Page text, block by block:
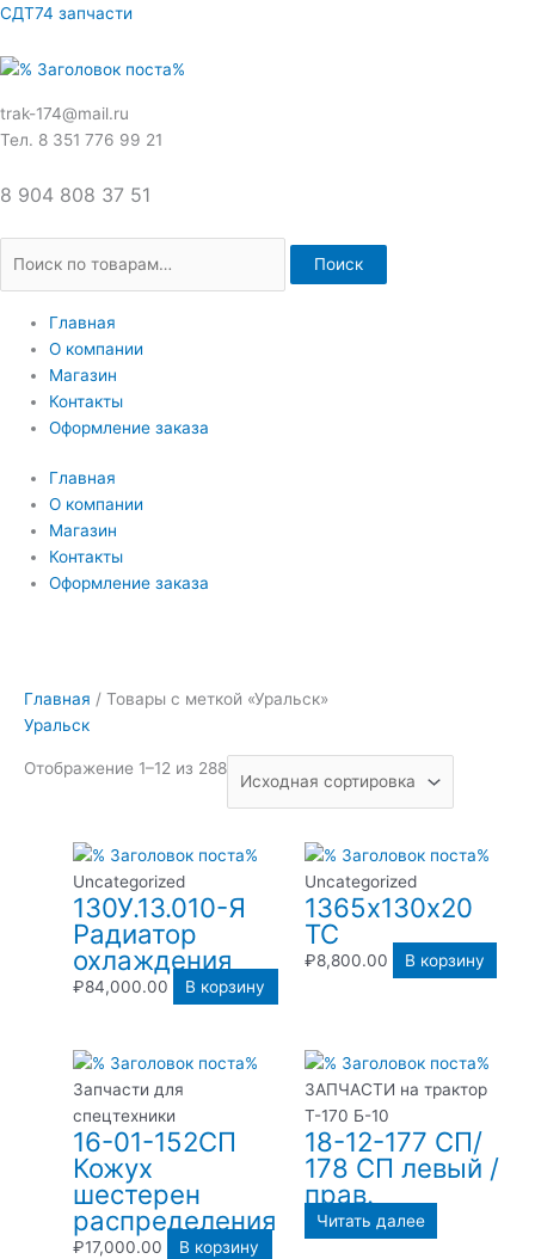
Перейти
содержимому
СДТ74 запчасти
trak-174@mail.ru
Тел. 8 351 776 99 21
8 904 808 37 51
Искать:
Поиск
Главная
О компании
Магазин
Контакты
Оформление заказа
Главная
О компании
Магазин
Контакты
Оформление заказа
Главная / Товары с меткой «Уральск»
Уральск
Отображение 1–12 из 288
Uncategorized
130У.13.010-Я
Радиатор
охлаждения
₽84,000.00 В корзину
Uncategorized
1365х130х20
ТС
₽8,800.00 В корзину
Запчасти для
спецтехники
16-01-152СП
Кожух
шестерен
распределения
₽17,000.00 В корзину
ЗАПЧАСТИ на трактор
Т-170 Б-10
18-12-177 СП/
178 СП левый /
прав.
Читать далее